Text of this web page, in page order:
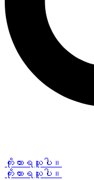
ကိုးကားရယူပါ။
ကိုးကားရယူပါ။